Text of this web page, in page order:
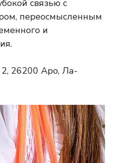
связью с
переосмысленным
и
2, 26200 Аро, Ла-